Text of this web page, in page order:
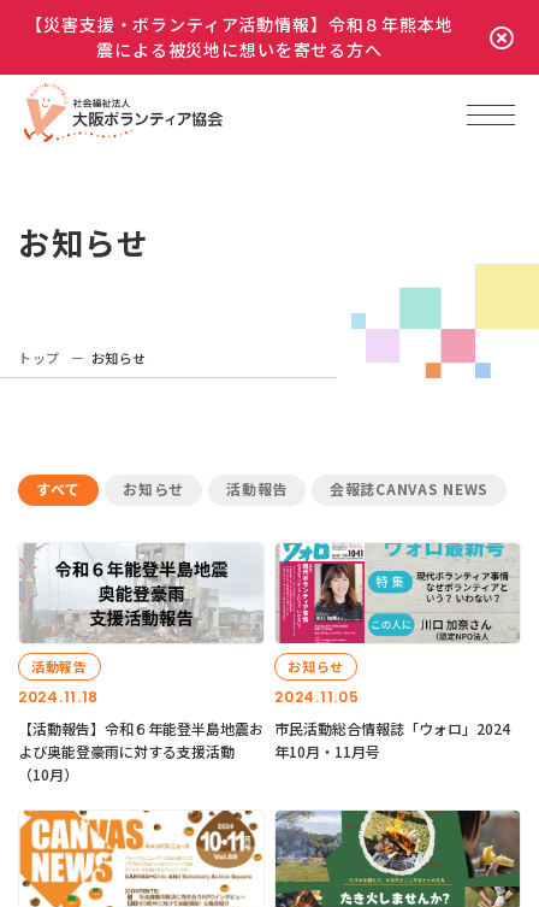
【災害支援・ボランティア活動情報】令和８年熊本地
震による被災地に想いを寄せる方へ
お知らせ
トップ お知らせ
すべて お知らせ 活動報告 会報誌CANVAS NEWS
2024.11.18
活動報告
【活動報告】令和６年能登半島地震お
よび奥能登豪雨に対する支援活動
（10月）
2024.11.05
お知らせ
市民活動総合情報誌「ウォロ」2024
年10月・11月号